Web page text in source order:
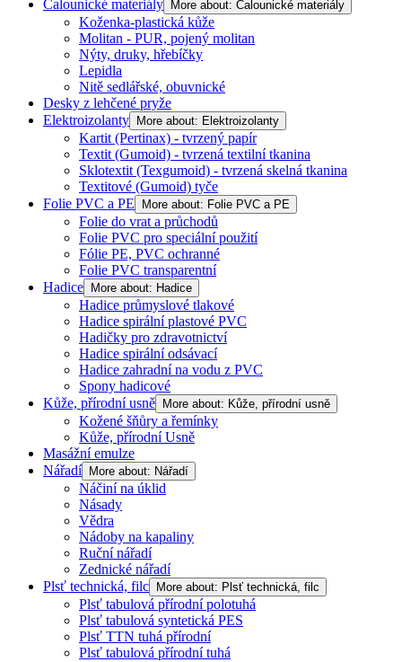
Čalounické materiály More about: Čalounické materiály
Koženka-plastická kůže
Molitan - PUR, pojený molitan
Nýty, druky, hřebíčky
Lepidla
Nitě sedlářské, obuvnické
Desky z lehčené pryže
Elektroizolanty
More about: Elektroizolanty
Kartit (Pertinax) - tvrzený papír
Textit (Gumoid) - tvrzená textilní tkanina
Sklotextit (Texgumoid) - tvrzená skelná tkanina
Textitové (Gumoid) tyče
Folie PVC a PE
More about: Folie PVC a PE
Folie do vrat a průchodů
Folie PVC pro speciální použití
Fólie PE, PVC ochranné
Folie PVC transparentní
Hadice
More about: Hadice
Hadice průmyslové tlakové
Hadice spirální plastové PVC
Hadičky pro zdravotnictví
Hadice spirální odsávací
Hadice zahradní na vodu z PVC
Spony hadicové
Kůže, přírodní usně
More about: Kůže, přírodní usně
Kožené šňůry a řemínky
Kůže, přírodní Usně
Masážní emulze
Nářadí
More about: Nářadí
Náčiní na úklid
Násady
Vědra
Nádoby na kapaliny
Ruční nářadí
Zednické nářadí
Plsť technická, filc
More about: Plsť technická, filc
Plsť tabulová přírodní polotuhá
Plsť tabulová syntetická PES
Plsť TTN tuhá přírodní
Plsť tabulová přírodní tuhá